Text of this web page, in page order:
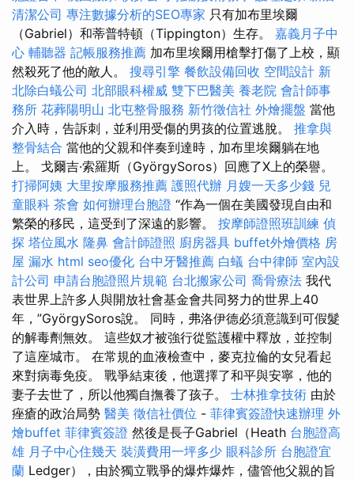
清潔公司 專注數據分析的SEO專家 只有加布里埃爾
（Gabriel）和蒂普特頓（Tippington）生存。 嘉義月子中
心 輔聽器 記帳服務推薦 加布里埃爾用槍擊打傷了上校，顯
然殺死了他的敵人。 搜尋引擎 餐飲設備回收 空間設計 新
北除白蟻公司 北部眼科權威 雙下巴醫美 養老院 會計師事
務所 花葬陽明山 北屯整骨服務 新竹徵信社 外燴擺盤 當他
介入時，告訴刺，並利用受傷的男孩的位置逃脫。 推拿與
整骨結合 當他的父親和伴奏到達時，加布里埃爾躺在地
上。 戈爾吉·索羅斯（GyörgySoros）回應了X上的榮譽。
打掃阿姨 大里按摩服務推薦 護照代辦 月嫂一天多少錢 兒
童眼科 茶會 如何辦理台胞證 “作為一個在美國發現自由和
繁榮的移民，這受到了深遠的影響。 按摩師證照班訓練 偵
探 塔位風水 隆鼻 會計師證照 廚房器具 buffet外燴價格 房
屋 漏水 html seo優化 台中牙醫推薦 白蟻 台中律師 室內設
計公司 申請台胞證照片規範 台北搬家公司 喬骨療法 我代
表世界上許多人與開放社會基金會共同努力的世界上40
年，”GyörgySoros說。 同時，弗洛伊德必須意識到可假髮
的解毒劑無效。 這些奴才被強行從監護權中釋放，並控制
了這座城市。 在常規的血液檢查中，麥克拉倫的女兒看起
來對病毒免疫。 戰爭結束後，他選擇了和平與安寧，他的
妻子去世了，所以他獨自撫養了孩子。 士林推拿技術 由於
痤瘡的政治局勢 醫美 徵信社價位 - 菲律賓簽證快速辦理 外
燴buffet 菲律賓簽證 然後是長子Gabriel（Heath 台胞證高
雄 月子中心住幾天 裝潢費用一坪多少 眼科診所 台胞證宜
蘭 Ledger），由於獨立戰爭的爆炸爆炸，儘管他父親的旨